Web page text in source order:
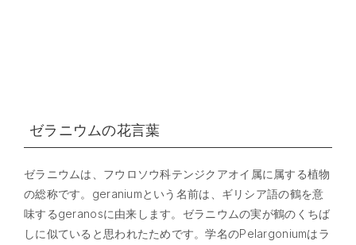
ゼラニウムの花言葉
ゼラニウムは、フウロソウ科テンジクアオイ属に属する植物
の総称です。geraniumという名前は、ギリシア語の鶴を意
味するgeranosに由来します。ゼラニウムの実が鶴のくちば
しに似ていると思われたためです。学名のPelargoniumはラ